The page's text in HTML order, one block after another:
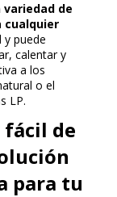
variedad de
cualquier
y puede
calentar y
a los
o el
LP.
fácil de
para tu